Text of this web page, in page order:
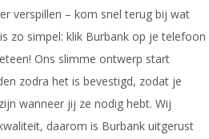
verspillen – kom snel terug bij wat
zo simpel: klik Burbank op je telefoon
Ons slimme ontwerp start
zodra het is bevestigd, zodat je
wanneer jij ze nodig hebt. Wij
daarom is Burbank uitgerust